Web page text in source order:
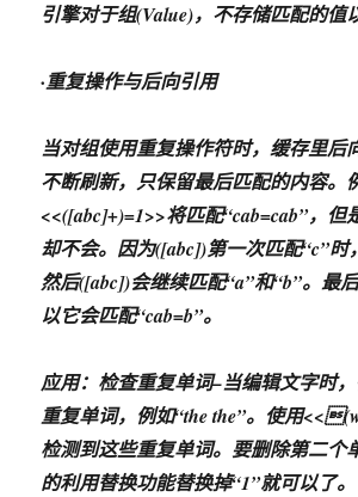
引擎对于组(Value)，不存储匹配的值
·重复操作与后向引用
当对组使用重复操作符时，缓存里后
不断刷新，只保留最后匹配的内容。
<<([abc]+)=1>>将匹配“cab=cab”，但
却不会。因为([abc])第一次匹配“c”时
然后([abc])会继续匹配“a”和“b”。最
以它会匹配“cab=b”。
应用：检查重复单词–当编辑文字时
重复单词，例如“the the”。使用
检测到这些重复单词。要删除第二个
的利用替换功能替换掉“1”就可以了。